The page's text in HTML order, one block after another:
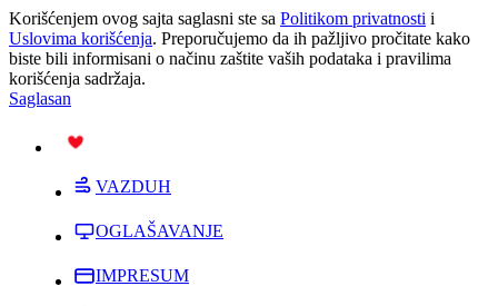
Korišćenjem ovog sajta saglasni ste sa Politikom privatnosti i
Uslovima korišćenja. Preporučujemo da ih pažljivo pročitate kako
biste bili informisani o načinu zaštite vaših podataka i pravilima
korišćenja sadržaja.
Saglasan
VAZDUH
OGLAŠAVANJE
IMPRESUM